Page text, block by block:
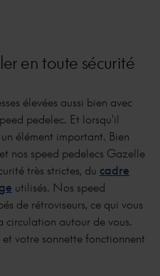
en toute sécurité
élevées aussi bien avec
pedelec. Et lorsqu'il
élément important. Bien
nos speed pedelecs Gazelle
très strictes, du cadre
utilisés. Nos speed
de rétroviseurs, ce qui vous
circulation autour de vous.
votre sonnette fonctionnent